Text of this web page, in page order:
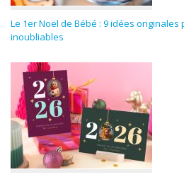
Le 1er Noël de Bébé : 9 idées
inoubliables